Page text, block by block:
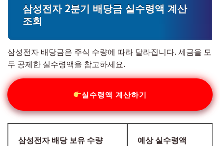
삼성전자 2분기 배당금 실수령액 계산
조회
삼성전자 배당금은 주식 수량에 따라 달라집니다. 세금을 모
두 공제한 실수령액을 참고하세요.
실수령액 계산하기
삼성전자 배당 보유 수량 예상 실수령액